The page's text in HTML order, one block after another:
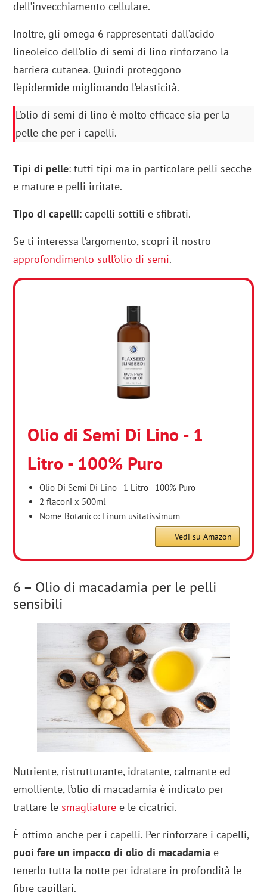
dell’invecchiamento cellulare.
Inoltre, gli omega 6 rappresentati dall’acido
lineoleico dell’olio di semi di lino rinforzano la
barriera cutanea. Quindi proteggono
l’epidermide migliorando l’elasticità.
L’olio di semi di lino è molto efficace sia per la
pelle che per i capelli.
Tipi di pelle: tutti tipi ma in particolare pelli secche
e mature e pelli irritate.
Tipo di capelli: capelli sottili e sfibrati.
Se ti interessa l’argomento, scopri il nostro
approfondimento sull’olio di semi.
Olio di Semi Di Lino - 1
Litro - 100% Puro
Olio Di Semi Di Lino - 1 Litro - 100% Puro
2 flaconi x 500ml
Nome Botanico: Linum usitatissimum
Vedi su Amazon
6 – Olio di macadamia per le pelli
sensibili
Nutriente, ristrutturante, idratante, calmante ed
emolliente, l’olio di macadamia è indicato per
trattare le smagliature e le cicatrici.
È ottimo anche per i capelli. Per rinforzare i capelli,
puoi fare un impacco di olio di macadamia e
tenerlo tutta la notte per idratare in profondità le
fibre capillari.